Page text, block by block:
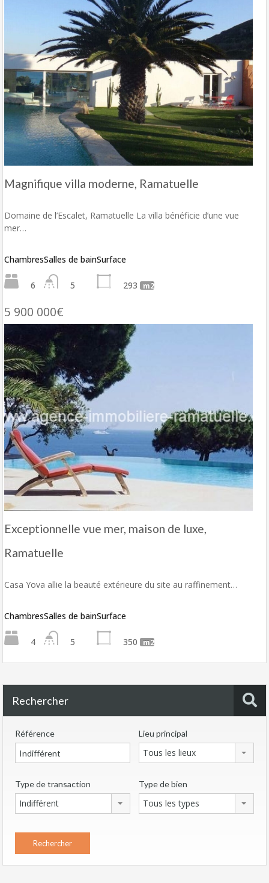
Magnifique villa moderne, Ramatuelle
Domaine de l’Escalet, Ramatuelle La villa bénéficie d’une vue
mer…
Chambres
6
Salles de bain
5
Surface
293 m2
5 900 000€
Exceptionnelle vue mer, maison de luxe,
Ramatuelle
Casa Yova allie la beauté extérieure du site au raffinement…
Chambres
4
Salles de bain
5
Surface
350 m2
Rechercher
Référence Lieu principal
Tous les lieux
Type de transaction
Indifférent
Type de bien
Tous les types